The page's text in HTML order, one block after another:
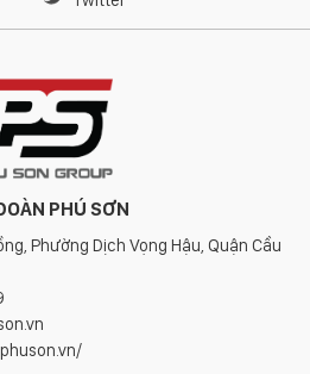
PHÚ SƠN
Phường Dịch Vọng Hậu, Quận Cầu